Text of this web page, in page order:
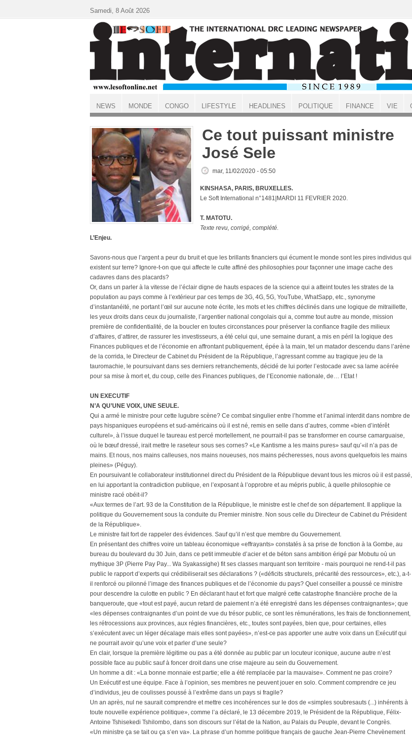
ACCUEIL
Ce tout puissant ministre
José Sele
mar, 11/02/2020 - 05:50
KINSHASA, PARIS, BRUXELLES.
Le Soft International n°1481|MARDI 11 FEVRIER 2020.
T. MATOTU.
Texte revu, corrigé, complété.
L’Enjeu.
Savons-nous que l’argent a peur du bruit et que les brillants financiers qui écument le monde sont les pires individus qui
existent sur terre? Ignore-t-on que qui affecte le culte affiné des philosophies pour façonner une image cache des
cadavres dans des placards?
Or, dans un parler à la vitesse de l’éclair digne de hauts espaces de la science qui a atteint toutes les strates de la
population au pays comme à l’extérieur par ces temps de 3G, 4G, 5G, YouTube, WhatSapp, etc., synonyme
d’instantanéité, ne portant l’œil sur aucune note écrite, les mots et les chiffres déclinés dans une logique de mitraillette,
les yeux droits dans ceux du journaliste, l’argentier national congolais qui a, comme tout autre au monde, mission
première de confidentialité, de la boucler en toutes circonstances pour préserver la confiance fragile des milieux
d’affaires, d’attirer, de rassurer les investisseurs, a été celui qui, une semaine durant, a mis en péril la logique des
Finances publiques et de l’économie en affrontant publiquement, épée à la main, tel un matador descendu dans l’arène
de la corrida, le Directeur de Cabinet du Président de la République, l’agressant comme au tragique jeu de la
tauromachie, le poursuivant dans ses derniers retranchements, décidé de lui porter l’estocade avec sa lame acérée
pour sa mise à mort et, du coup, celle des Finances publiques, de l’Economie nationale, de… l’Etat !
UN EXECUTIF
N’A QU’UNE VOIX, UNE SEULE.
Qui a armé le ministre pour cette lugubre scène? Ce combat singulier entre l’homme et l’animal interdit dans nombre de
pays hispaniques européens et sud-américains où il est né, remis en selle dans d’autres, comme «bien d’intérêt
culturel», à l’issue duquel le taureau est percé mortellement, ne pourrait-il pas se transformer en course camarguaise,
où le bœuf dressé, irait mettre le raseteur sous ses cornes? «Le Kantisme a les mains pures» sauf qu’«il n’a pas de
mains. Et nous, nos mains calleuses, nos mains noueuses, nos mains pécheresses, nous avons quelquefois les mains
pleines» (Péguy).
En poursuivant le collaborateur institutionnel direct du Président de la République devant tous les micros où il est passé,
en lui apportant la contradiction publique, en l’exposant à l’opprobre et au mépris public, à quelle philosophie ce
ministre racé obéit-il?
«Aux termes de l’art. 93 de la Constitution de la République, le ministre est le chef de son département. Il applique la
politique du Gouvernement sous la conduite du Premier ministre. Non sous celle du Directeur de Cabinet du Président
de la République».
Le ministre fait fort de rappeler des évidences. Sauf qu’il n’est que membre du Gouvernement.
En présentant des chiffres voire un tableau économique «effrayants» constatés à sa prise de fonction à la Gombe, au
bureau du boulevard du 30 Juin, dans ce petit immeuble d’acier et de béton sans ambition érigé par Mobutu où un
mythique 3P (Pierre Pay Pay... Wa Syakassighe) fit ses classes marquant son territoire - mais pourquoi ne rend-t-il pas
public le rapport d’experts qui crédibiliserait ses déclarations ? («déficits structurels, précarité des ressources», etc.), a-t-
il renforcé ou pilonné l’image des finances publiques et de l’économie du pays? Quel conseiller a poussé ce ministre
pour descendre la culotte en public ? En déclarant haut et fort que malgré cette catastrophe financière proche de la
banqueroute, que «tout est payé, aucun retard de paiement n’a été enregistré dans les dépenses contraignantes»; que
«les dépenses contraignantes d’un point de vue du trésor public, ce sont les rémunérations, les frais de fonctionnement,
les rétrocessions aux provinces, aux régies financières, etc., toutes sont payées, bien que, pour certaines, elles
s’exécutent avec un léger décalage mais elles sont payées», n’est-ce pas apporter une autre voix dans un Exécutif qui
ne pourrait avoir qu’une voix et parler d’une seule?
En clair, lorsque la première légitime ou pas a été donnée au public par un locuteur iconique, aucune autre n’est
possible face au public sauf à foncer droit dans une crise majeure au sein du Gouvernement.
Un homme a dit : «La bonne monnaie est partie; elle a été remplacée par la mauvaise». Comment ne pas croire?
Un Exécutif est une équipe. Face à l’opinion, ses membres ne peuvent jouer en solo. Comment comprendre ce jeu
d’individus, jeu de coulisses poussé à l’extrême dans un pays si fragile?
Un an après, nul ne saurait comprendre et mettre ces incohérences sur le dos de «simples soubresauts (...) inhérents à
toute nouvelle expérience politique», comme l’a déclaré, le 13 décembre 2019, le Président de la République, Félix-
Antoine Tshisekedi Tshilombo, dans son discours sur l’état de la Nation, au Palais du Peuple, devant le Congrès.
«Un ministre ça se tait ou ça s’en va». La phrase d’un homme politique français de gauche Jean-Pierre Chevènement
Samedi, 8 Août 2026
NEWS MONDE CONGO LIFESTYLE HEADLINES POLITIQUE FINANCE VIE